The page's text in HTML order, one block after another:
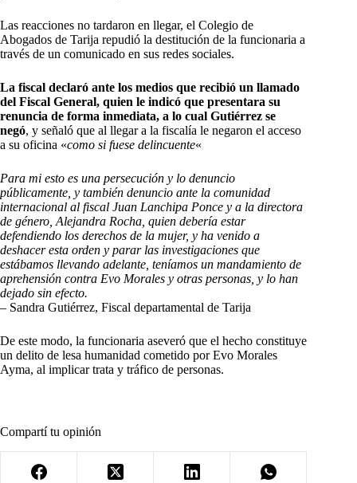
Las reacciones no tardaron en llegar, el Colegio de
Abogados de Tarija repudió la destitución de la funcionaria a
través de un comunicado en sus redes sociales.
La fiscal declaró ante los medios que recibió un llamado
del Fiscal General, quien le indicó que presentara su
renuncia de forma inmediata, a lo cual Gutiérrez se
negó, y señaló que al llegar a la fiscalía le negaron el acceso
a su oficina «como si fuese delincuente«
Para mi esto es una persecución y lo denuncio
públicamente, y también denuncio ante la comunidad
internacional al fiscal Juan Lanchipa Ponce y a la directora
de género, Alejandra Rocha, quien debería estar
defendiendo los derechos de la mujer, y ha venido a
deshacer esta orden y parar las investigaciones que
estábamos llevando adelante, teníamos un mandamiento de
aprehensión contra Evo Morales y otras personas, y lo han
dejado sin efecto.
– Sandra Gutiérrez, Fiscal departamental de Tarija
De este modo, la funcionaria aseveró que el hecho constituye
un delito de lesa humanidad cometido por Evo Morales
Ayma, al implicar trata y tráfico de personas.
Compartí tu opinión